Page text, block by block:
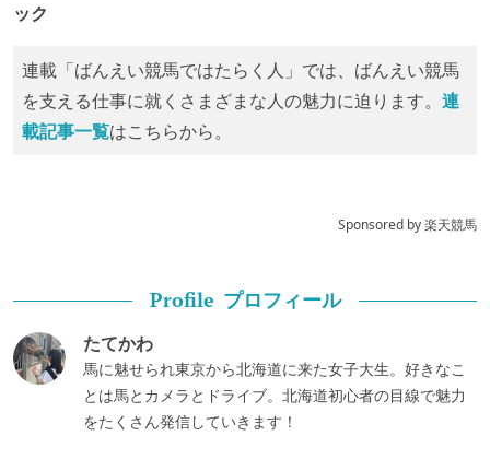
ック
連載「ばんえい競馬ではたらく人」では、ばんえい競馬
を支える仕事に就くさまざまな人の魅力に迫ります。 連
載記事一覧はこちらから。
Sponsored by 楽天競馬
Profile プロフィール
たてかわ
馬に魅せられ東京から北海道に来た女子大生。好きなこ
とは馬とカメラとドライブ。北海道初心者の目線で魅力
をたくさん発信していきます！